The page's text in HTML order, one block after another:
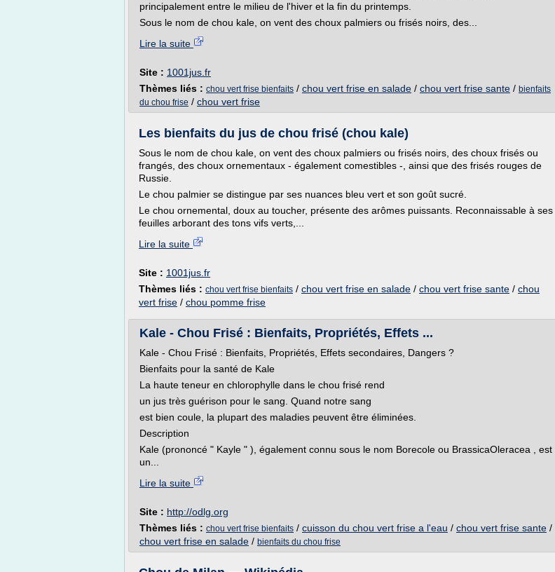
principalement entre le milieu de l'hiver et la fin du printemps.
Sous le nom de chou kale, on vent des choux palmiers ou frisés noirs, des...
Lire la suite
Site : 1001jus.fr
Thèmes liés : chou vert frise bienfaits / chou vert frise en salade / chou vert frise sante / bienfaits
du chou frise / chou vert frise
Les bienfaits du jus de chou frisé (chou kale)
Sous le nom de chou kale, on vent des choux palmiers ou frisés noirs, des choux frisés ou
frangés, des choux ornementaux - également comestibles -, ainsi que des frisés rouges de
Russie.
Le chou palmier se distingue par ses nuances bleu vert et son goût sucré.
Le chou ornemental, doux au toucher, présente des arômes puissants. Reconnaissable à ses
feuilles arborant des tons vifs verts,...
Lire la suite
Site : 1001jus.fr
Thèmes liés : chou vert frise bienfaits / chou vert frise en salade / chou vert frise sante / chou
vert frise / chou pomme frise
Kale - Chou Frisé : Bienfaits, Propriétés, Effets ...
Kale - Chou Frisé : Bienfaits, Propriétés, Effets secondaires, Dangers ?
Bienfaits pour la santé de Kale
La haute teneur en chlorophylle dans le chou frisé rend
un jus très guérison pour le sang. Quand notre sang
est bien coule, la plupart des maladies peuvent être éliminées.
Description
Kale (prononcé " Kayle " ), également connu sous le nom Borecole ou BrassicaOleracea , est
un...
Lire la suite
Site : http://odlg.org
Thèmes liés : chou vert frise bienfaits / cuisson du chou vert frise a l'eau / chou vert frise sante /
chou vert frise en salade / bienfaits du chou frise